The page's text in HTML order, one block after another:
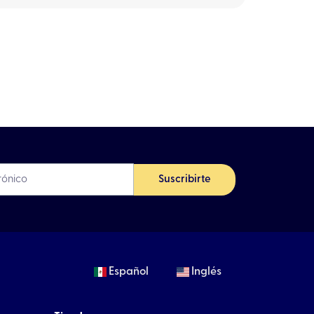
Suscribirte
Español Inglés